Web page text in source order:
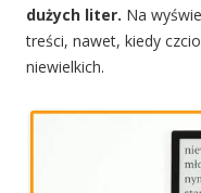
dużych liter. Na
treści, nawet, kiedy
niewielkich.